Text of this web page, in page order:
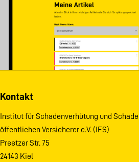
Kontakt
Institut für Schadenverhütung und
öffentlichen Versicherer e.V. (IFS)
Preetzer Str. 75
24143 Kiel